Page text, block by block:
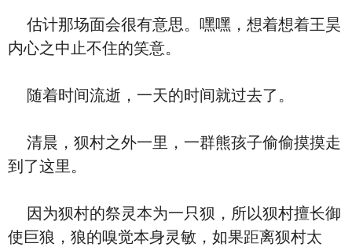
估计那场面会很有意思。嘿嘿，想着想着王昊
内心之中止不住的笑意。
随着时间流逝，一天的时间就过去了。
清晨，狈村之外一里，一群熊孩子偷偷摸摸走
到了这里。
因为狈村的祭灵本为一只狈，所以狈村擅长御
使巨狼，狼的嗅觉本身灵敏，如果距离狈村太